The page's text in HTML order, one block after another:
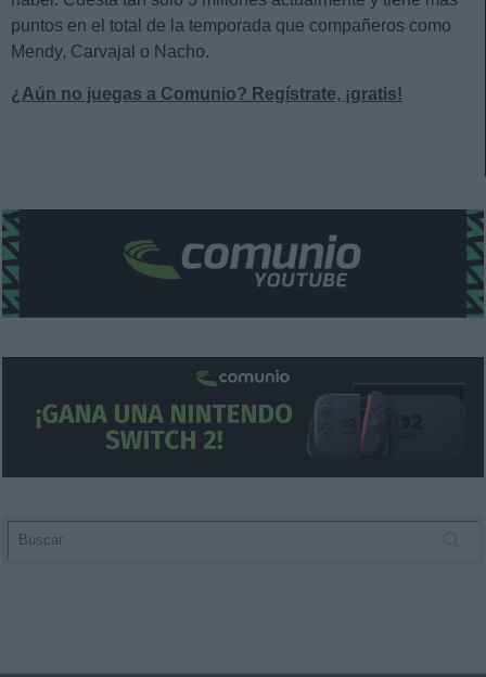
puntos en el total de la temporada que compañeros como
Mendy, Carvajal o Nacho.
¿Aún no juegas a Comunio? Regístrate, ¡gratis!